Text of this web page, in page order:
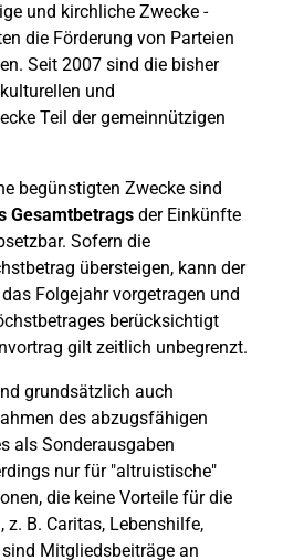
und kirchliche Zwecke -
die Förderung von Parteien
Seit 2007 sind die bisher
und
Teil der gemeinnützigen
begünstigten Zwecke sind
Gesamtbetrags der Einkünfte
Sofern die
übersteigen, kann der
Folgejahr vorgetragen und
berücksichtigt
gilt zeitlich unbegrenzt.
grundsätzlich auch
des abzugsfähigen
als Sonderausgaben
nur für "altruistische"
die keine Vorteile für die
B. Caritas, Lebenshilfe,
Mitgliedsbeiträge an